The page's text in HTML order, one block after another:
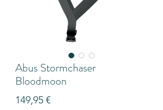
Abus Stormchaser
Bloodmoon
149,95 €Precio